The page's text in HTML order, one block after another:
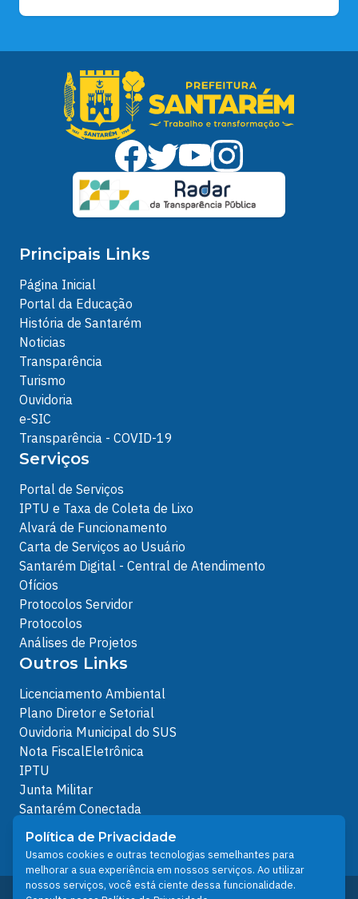
Principais Links
Página Inicial
Portal da Educação
História de Santarém
Noticias
Transparência
Turismo
Ouvidoria
e-SIC
Transparência - COVID-19
Serviços
Portal de Serviços
IPTU e Taxa de Coleta de Lixo
Alvará de Funcionamento
Carta de Serviços ao Usuário
Santarém Digital - Central de Atendimento
Ofícios
Protocolos Servidor
Protocolos
Análises de Projetos
Outros Links
Licenciamento Ambiental
Plano Diretor e Setorial
Ouvidoria Municipal do SUS
Nota FiscalEletrônica
IPTU
Junta Militar
Santarém Conectada
Política de Privacidade
People illustrations by Storyset
Desenvolvido pelo Núcleo Técnico de Gestão de
Política de Privacidade
Usamos cookies e outras tecnologias semelhantes para
melhorar a sua experiência em nossos serviços. Ao utilizar
nossos serviços, você está ciente dessa funcionalidade.